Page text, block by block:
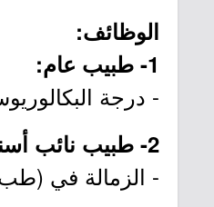
الوظائف:
1- طبيب عام:
- درجة
2- طبيب نائب أسنان:
- الزمالة في (طب